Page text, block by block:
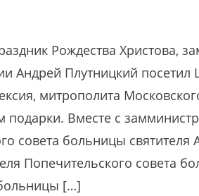
Рождества Христова,
Андрей Плутницкий
митрополита
Вместе с
совета больницы святителя
Попечительского совета
[…]